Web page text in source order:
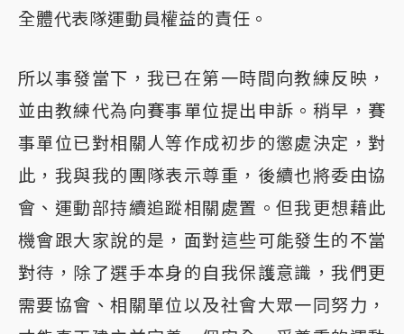
全體代表隊運動員權益的責任。
所以事發當下，我已在第一時間向教練反映，
並由教練代為向賽事單位提出申訴。稍早，賽
事單位已對相關人等作成初步的懲處決定，對
此，我與我的團隊表示尊重，後續也將委由協
會、運動部持續追蹤相關處置。但我更想藉此
機會跟大家說的是，面對這些可能發生的不當
對待，除了選手本身的自我保護意識，我們更
需要協會、相關單位以及社會大眾一同努力，